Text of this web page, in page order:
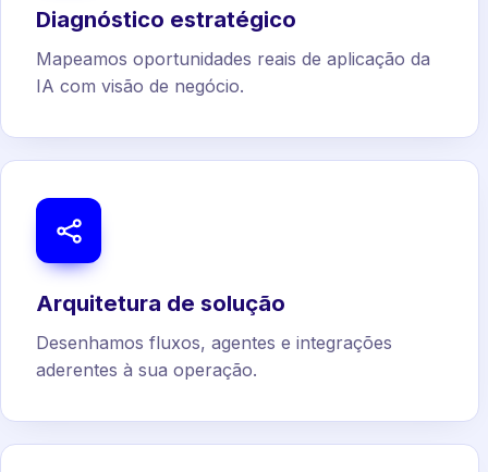
Diagnóstico estratégico
Mapeamos oportunidades reais de aplicação da
IA com visão de negócio.
Arquitetura de solução
Desenhamos fluxos, agentes e integrações
aderentes à sua operação.